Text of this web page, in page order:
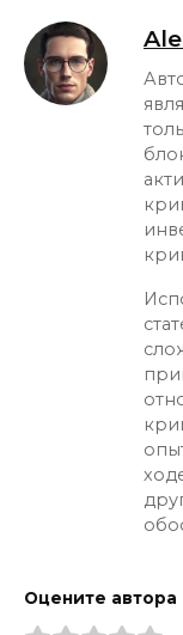
Оцените автора